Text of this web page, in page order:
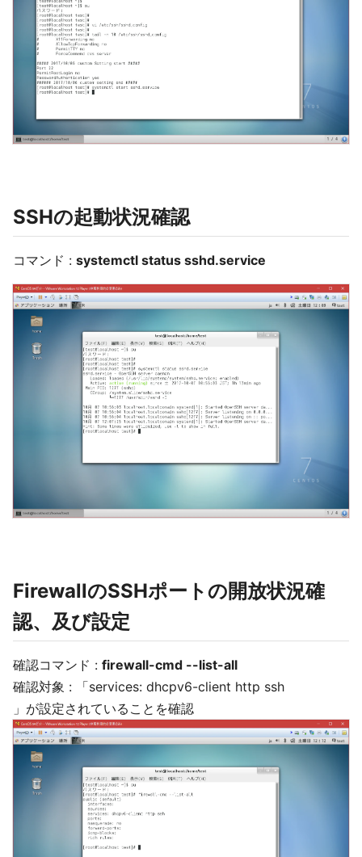
SSHの起動状況確認
コマンド : systemctl status sshd.service
FirewallのSSHポートの開放状況確
認、及び設定
確認コマンド : firewall-cmd --list-all
確認対象 : 「services: dhcpv6-client http ssh
」が設定されていることを確認